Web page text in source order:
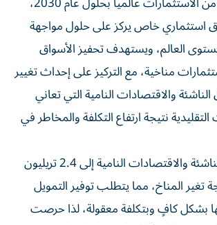
استثماري خاص يركز على حلول مواجهة
العالم، ويستهدف تحفيز الأسواق
مناخية، مع التركيز على إحداث تغيير
والاقتصادات النامية التي تعاني
نتيجة ارتفاع التكلفة والمخاطر في
وتحتاج الأسواق الناشئة والاقتصادات النامية إلى 2.4 تريليون
تغير المناخ، مما يتطلب توفير التمويل
بشكل كافٍ وبتكلفة معقولة، لذا حرصت